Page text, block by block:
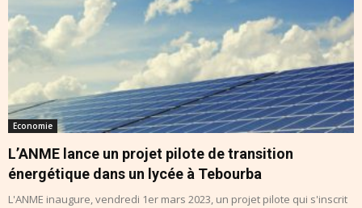
Economie
L’ANME lance un projet pilote de transition
énergétique dans un lycée à Tebourba
L'ANME inaugure, vendredi 1er mars 2023, un projet pilote qui s'inscrit